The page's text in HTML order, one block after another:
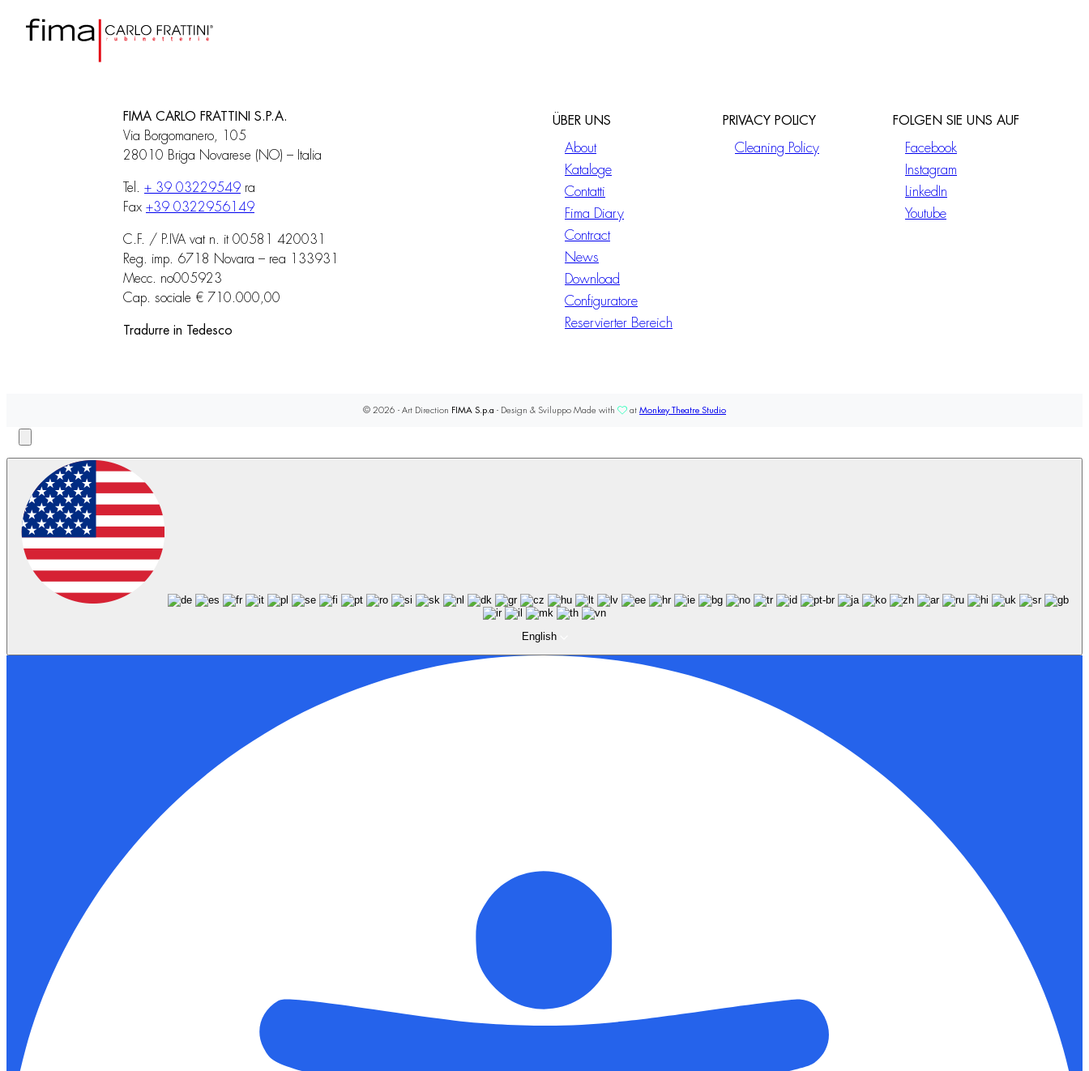
FIMA CARLO FRATTINI S.P.A.
Via Borgomanero, 105
28010 Briga Novarese (NO) – Italia
Tel. + 39 03229549 ra
Fax +39 0322956149
C.F. / P.IVA vat n. it 00581 420031
Reg. imp. 6718 Novara – rea 133931
Mecc. no005923
Cap. sociale € 710.000,00
Tradurre in Tedesco
ÜBER UNS
About
Kataloge
Contatti
Fima Diary
Contract
News
Download
Configuratore
Reservierter Bereich
PRIVACY POLICY
Cleaning Policy
FOLGEN SIE UNS AUF
Facebook
Instagram
LinkedIn
Youtube
© 2026 - Art Direction FIMA S.p.a - Design & Sviluppo Made with at Monkey Theatre Studio
English